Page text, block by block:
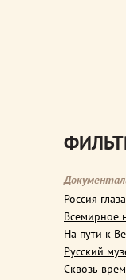
Россия
Всемирное
На пути к
Русский
Сквозь